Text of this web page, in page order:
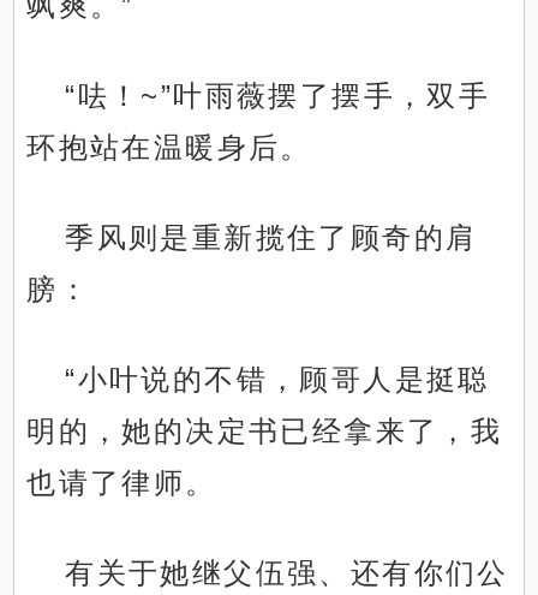
“呿！~”叶雨薇摆了摆手，双手
环抱站在温暖身后。
季风则是重新揽住了顾奇的肩
膀：
“小叶说的不错，顾哥人是挺聪
明的，她的决定书已经拿来了，我
也请了律师。
有关于她继父伍强、还有你们公